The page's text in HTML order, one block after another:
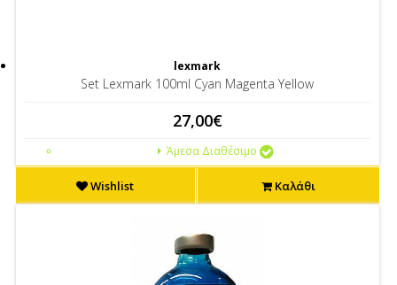
lexmark
Set Lexmark 100ml Cyan Magenta Yellow
27,00€
Άμεσα Διαθέσιμο
Wishlist Καλάθι